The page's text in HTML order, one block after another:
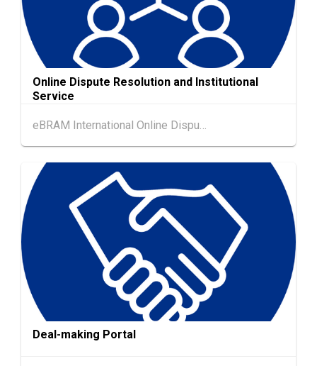
持・中小企出海攻略 -【一人公司×AI】资助驱
动触达全球
1-5
香港
01.09.2026 - 05.09.2026
SEP
香港贸发局香港钟表展 2026 (香港会议展览中
2-5
SEP
02.09.2026 - 05.09.2026
香港国际时尚汇展 2026 (香港会议展览中心)
香港
09.09.2026 - 10.09.2026
一带一路高峰论坛2026
SEP
09.09.2026
[数码学堂] 中小企业外贸超前部署2027：AI智
能体自动化 • 智能物流 • 贸易增长新布局
Online Dispute Resolution and Institutional
Service
Deal-making Portal